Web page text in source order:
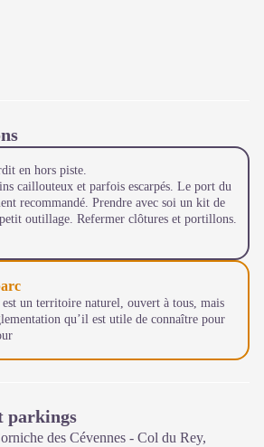
en hors piste.
caillouteux et parfois escarpés. Le port du
recommandé. Prendre avec soi un kit de
outillage. Refermer clôtures et portillons.
un territoire naturel, ouvert à tous, mais
qu’il est utile de connaître pour
parkings
des Cévennes - Col du Rey,